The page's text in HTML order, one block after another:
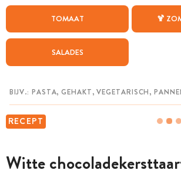
TOMAAT 🍹
SALADES
RECEPT
Witte
WEEKMENU
CHAT MET MAIA
MIJN BEWAARDE RECEPTEN